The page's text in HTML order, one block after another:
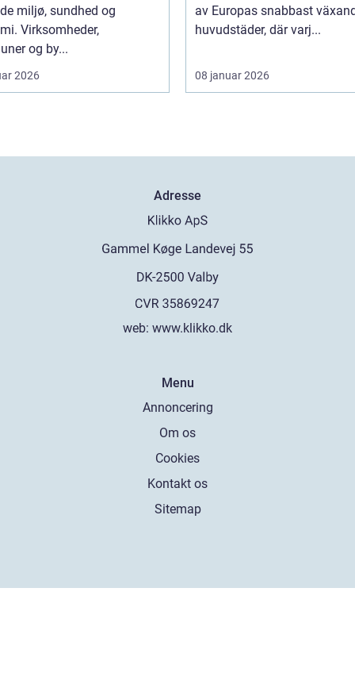
miljø, sundhed og
Virksomheder,
og by...
2026
av Europas snabbast
huvudstäder, där varj...
08 januar 2026
Adresse
web: www.klikko.dk
Menu
Annoncering
Om os
Cookies
Kontakt os
Sitemap